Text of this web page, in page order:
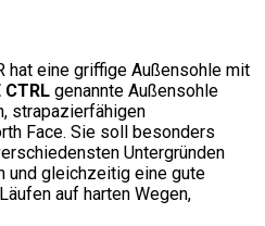
hat eine griffige Außensohle mit
CTRL genannte Außensohle
strapazierfähigen
Face. Sie soll besonders
Untergründen
und gleichzeitig eine gute
auf harten Wegen,